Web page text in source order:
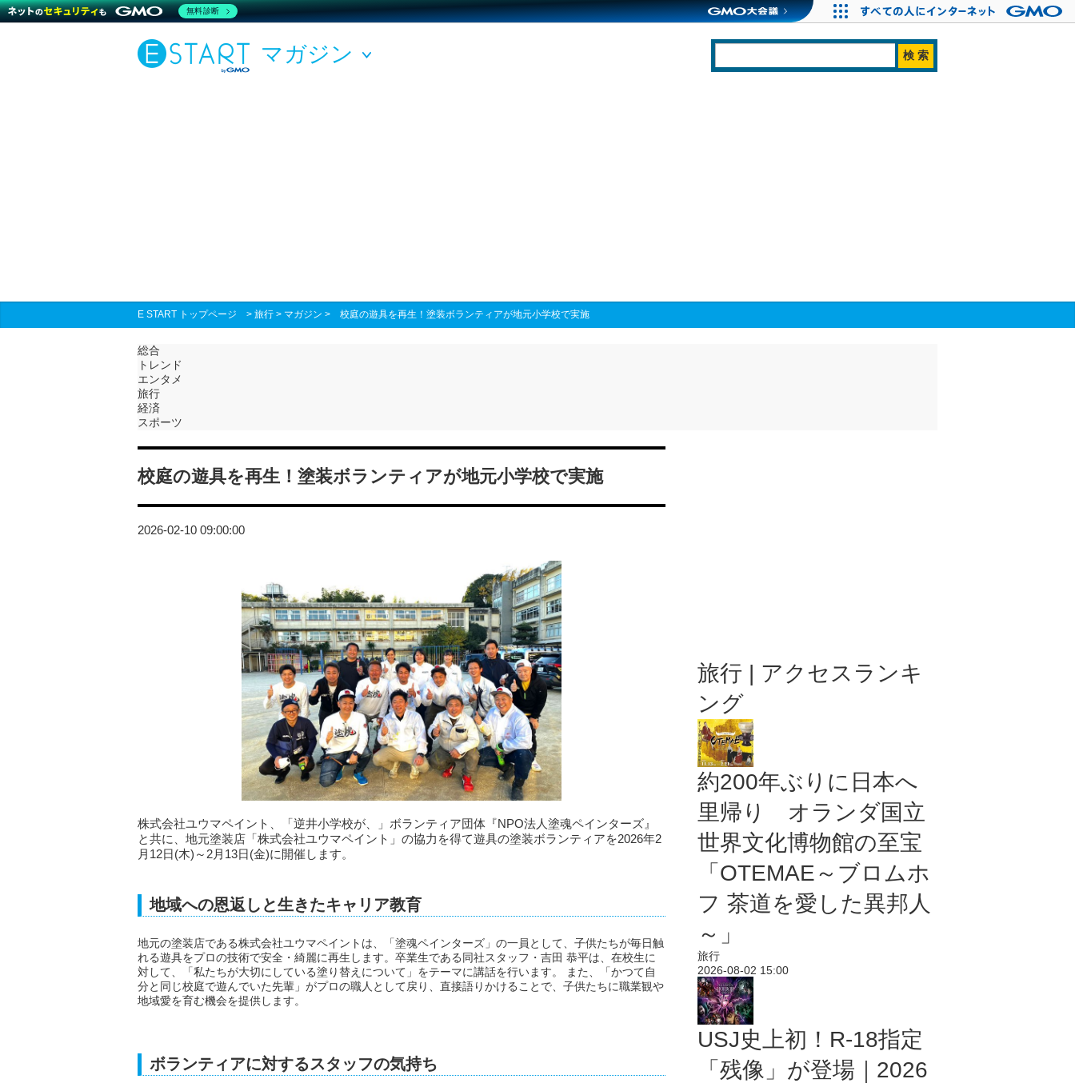
マガジン
E START トップページ > 旅行 > マガジン > 校庭の遊具を再生！塗装ボランティアが地元小学校で実施
総合
トレンド
エンタメ
旅行
経済
スポーツ
校庭の遊具を再生！塗装ボランティアが地元小学校で実施
2026-02-10 09:00:00
株式会社ユウマペイント、「逆井小学校が、」ボランティア団体『NPO法人塗魂ペインターズ』
と共に、地元塗装店「株式会社ユウマペイント」の協力を得て遊具の塗装ボランティアを2026年2
月12日(木)～2月13日(金)に開催します。
地域への恩返しと生きたキャリア教育
地元の塗装店である株式会社ユウマペイントは、「塗魂ペインターズ」の一員として、子供たちが毎日触
れる遊具をプロの技術で安全・綺麗に再生します。卒業生である同社スタッフ・吉田 恭平は、在校生に
対して、「私たちが大切にしている塗り替えについて」をテーマに講話を行います。 また、「かつて自
分と同じ校庭で遊んでいた先輩」がプロの職人として戻り、直接語りかけることで、子供たちに職業観や
地域愛を育む機会を提供します。
ボランティアに対するスタッフの気持ち
旅行 | アクセスランキ
ング
約200年ぶりに日本へ
里帰り オランダ国立
世界文化博物館の至宝
「OTEMAE～ブロムホ
フ 茶道を愛した異邦人
～」
旅行
2026-08-02 15:00
USJ史上初！R-18指定
「残像」が登場｜2026
無料診断